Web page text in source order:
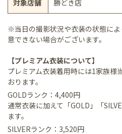
対象店舗 勝どき店
※当日の撮影状況や衣装の状態に
意できない場合がございます。
【プレミアム衣装について】
プレミアム衣装着用時には1家族様
おります。
GOLDランク：4,400円
通常衣装に加えて「GOLD」「
ます。
SILVERランク：3,520円